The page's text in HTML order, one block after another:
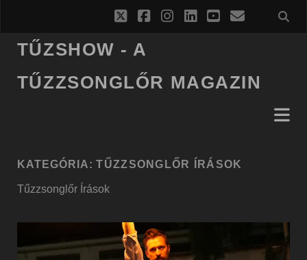
twitterfacebook
instagram
linkedin
youtube
email
TŰZSHOW - A
TŰZZSONGLŐR MAGAZIN
KATEGÓRIA:TŰZZSONGLŐR ÍRÁSOK
Tűzzsonglőr Írások